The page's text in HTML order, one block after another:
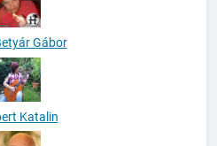
Gábor
Katalin